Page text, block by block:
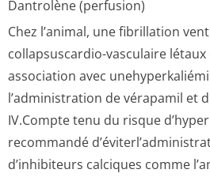
Dantrolène (perfusion)
Chez l’animal, une fibrillation
collapsuscardio-vasculaire
association avec
l’administration de vérapamil et
IV.Compte tenu du risque
recommandé
d’inhibiteurs calciques comme